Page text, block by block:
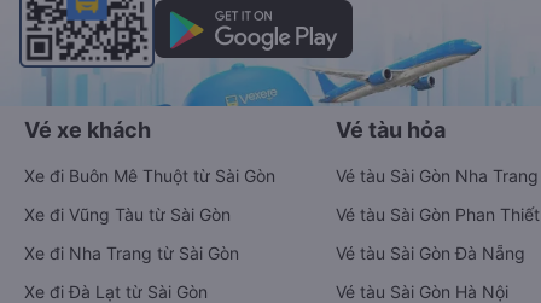
Vé xe khách
Xe đi Buôn Mê Thuột từ Sài Gòn
Xe đi Vũng Tàu từ Sài Gòn
Xe đi Nha Trang từ Sài Gòn
Xe đi Đà Lạt từ Sài Gòn
Vé tàu hỏa
Vé tàu Sài Gòn Nha Trang
Vé tàu Sài Gòn Phan Thiết
Vé tàu Sài Gòn Đà Nẵng
Vé tàu Sài Gòn Hà Nội